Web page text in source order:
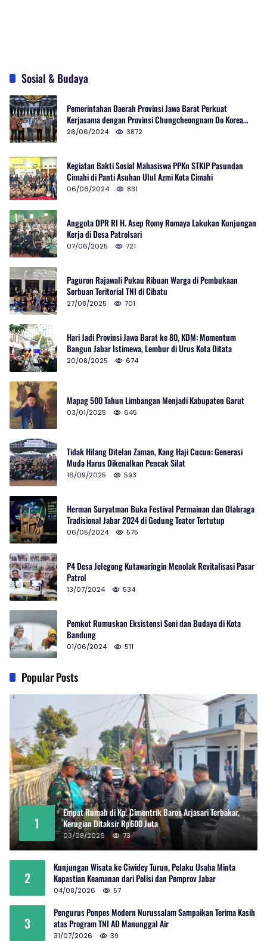
Sosial & Budaya
Pemerintahan Daerah Provinsi Jawa Barat Perkuat
Kerjasama dengan Provinsi Chungcheongnam Do Korea
Selatan
26/06/2024 3872
Kegiatan Bakti Sosial Mahasiswa PPKn STKIP Pasundan
Cimahi di Panti Asuhan Ulul Azmi Kota Cimahi
06/06/2024 831
Anggota DPR RI H. Asep Romy Romaya Lakukan Kunjungan
Kerja di Desa Patrolsari
07/06/2025 721
Paguron Rajawali Pukau Ribuan Warga di Pembukaan
Serbuan Teritorial TNI di Cibatu
27/08/2025 701
Hari Jadi Provinsi Jawa Barat ke 80, KDM: Momentum
Bangun Jabar Istimewa, Lembur di Urus Kota Ditata
20/08/2025 674
Mapag 500 Tahun Limbangan Menjadi Kabupaten Garut
03/01/2025 645
Tidak Hilang Ditelan Zaman, Kang Haji Cucun: Generasi
Muda Harus Dikenalkan Pencak Silat
16/09/2025 593
Herman Suryatman Buka Festival Permainan dan Olahraga
Tradisional Jabar 2024 di Gedung Teater Tertutup
06/05/2024 575
P4 Desa Jelegong Kutawaringin Menolak Revitalisasi Pasar
Patrol
13/07/2024 534
Pemkot Rumuskan Eksistensi Seni dan Budaya di Kota
Bandung
01/06/2024 511
Popular Posts
1
Empat Rumah di Kp. Cimentrik Baros Arjasari Terbakar,
Kerugian Ditaksir Rp600 Juta
03/08/2026 73
2
Kunjungan Wisata ke Ciwidey Turun, Pelaku Usaha Minta
Kepastian Keamanan dari Polisi dan Pemprov Jabar
04/08/2026 57
3
Pengurus Ponpes Modern Nurussalam Sampaikan Terima Kasih
atas Program TNI AD Manunggal Air
31/07/2026 39